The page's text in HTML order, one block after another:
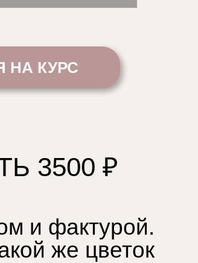
и фактурой.
же цветок
НА КУРС
3500 ₽